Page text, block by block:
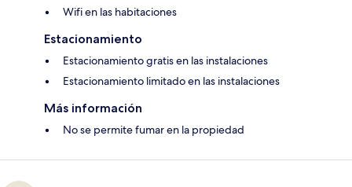
Wifi en las habitaciones
Estacionamiento
Estacionamiento gratis en las instalaciones
Estacionamiento limitado en las instalaciones
Más información
No se permite fumar en la propiedad